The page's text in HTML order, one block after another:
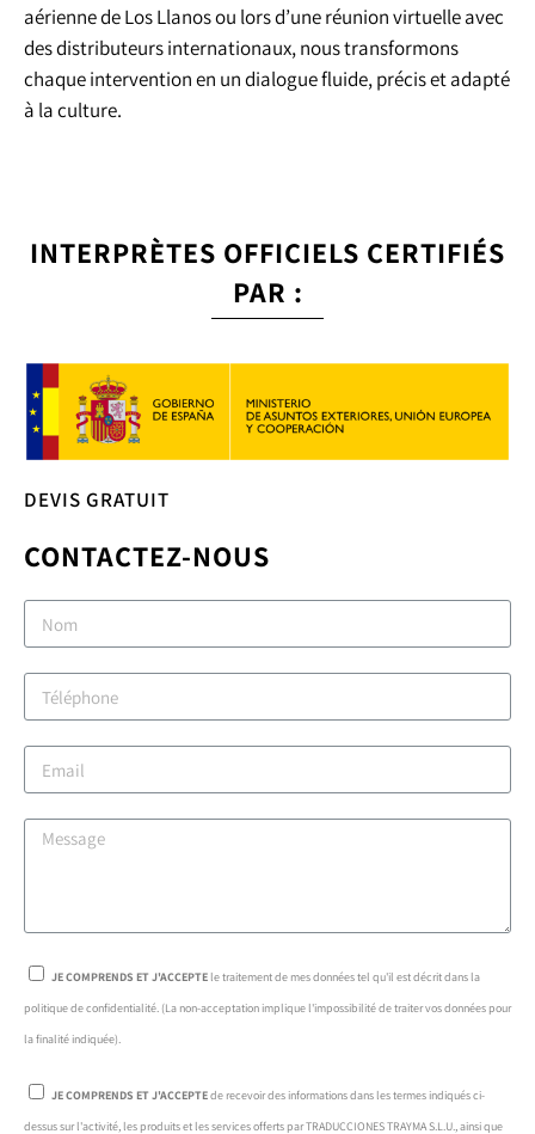
aérienne de Los Llanos ou lors d’une réunion virtuelle avec
des distributeurs internationaux, nous transformons
chaque intervention en un dialogue fluide, précis et adapté
à la culture.
INTERPRÈTES OFFICIELS CERTIFIÉS
PAR :
DEVIS GRATUIT
CONTACTEZ-NOUS
JE COMPRENDS ET J'ACCEPTE le traitement de mes données tel qu'il est décrit dans la
politique de confidentialité. (La non-acceptation implique l'impossibilité de traiter vos données pour
la finalité indiquée).
JE COMPRENDS ET J'ACCEPTEde recevoir des informations dans les termes indiqués ci-
dessus sur l'activité, les produits et les services offerts par TRADUCCIONES TRAYMA S.L.U., ainsi que